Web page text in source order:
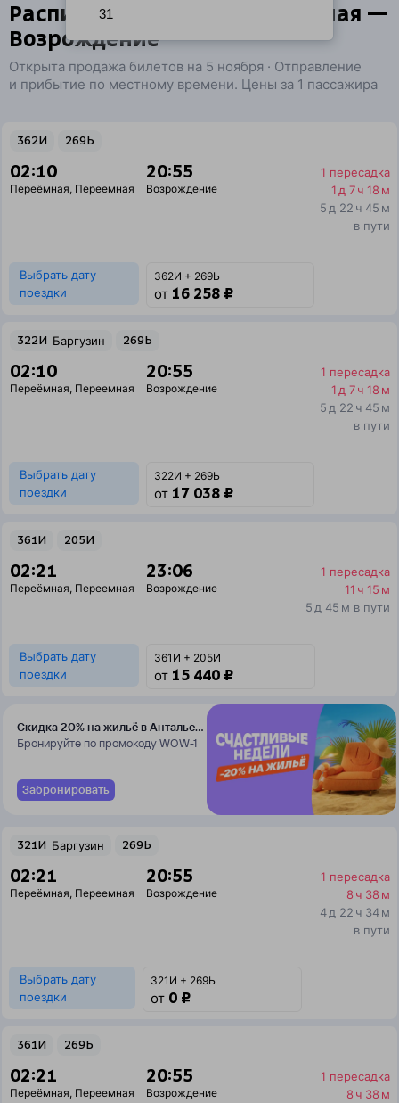
31
Расписание поездов Переемная —
Возрождение
Открыта продажа билетов на 5 ноября · Отправление
и прибытие по местному времени. Цены за 1 пассажира
362И 269Ь
02:10
Переёмная, Переемная
20:55
Возрождение
1 пересадка
1 д 7 ч 18 м
5 д 22 ч 45 м
в пути
Выбрать дату
поездки
362И + 269Ь
от 16 258 ₽
322И Баргузин 269Ь
02:10
Переёмная, Переемная
20:55
Возрождение
1 пересадка
1 д 7 ч 18 м
5 д 22 ч 45 м
в пути
Выбрать дату
поездки
322И + 269Ь
от 17 038 ₽
361И 205И
02:21
Переёмная, Переемная
23:06
Возрождение
1 пересадка
11 ч 15 м
5 д 45 м в пути
Выбрать дату
поездки
361И + 205И
от 15 440 ₽
Скидка 20% на жильё в Анталье
и Даламане
Бронируйте по промокоду WOW-1
Забронировать
321И Баргузин 269Ь
02:21
Переёмная, Переемная
20:55
Возрождение
1 пересадка
8 ч 38 м
4 д 22 ч 34 м
в пути
Выбрать дату
поездки
321И + 269Ь
от 0 ₽
361И 269Ь
02:21
Переёмная, Переемная
20:55
Возрождение
1 пересадка
8 ч 38 м